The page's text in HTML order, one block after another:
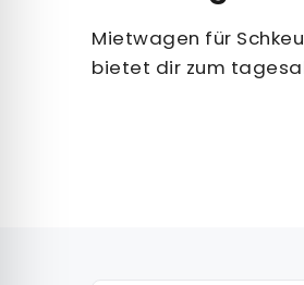
Mietwagen für
bietet dir zum